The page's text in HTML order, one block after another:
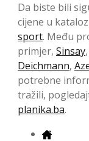
Da biste bili
cijene u
sport. Među
primjer, Sinsay,
Deichmann,
potrebne
tražili,
planika.ba.